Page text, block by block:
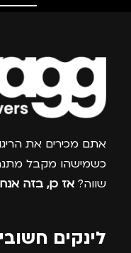
אתם מכירים את
כשמישהו מקבל
שווה? אז כן, בזה
לינקים